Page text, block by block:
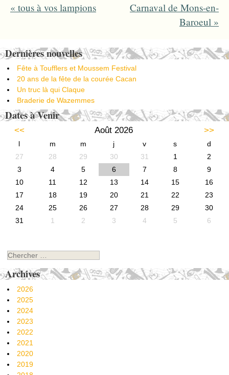
Post navigation
« tous à vos lampions
Carnaval de Mons-en-
Baroeul »
Dernières nouvelles
Fête à Toufflers et Moussem Festival
20 ans de la fête de la courée Cacan
Un truc là qui Claque
Braderie de Wazemmes
Dates à Venir
<< Août 2026 >>
l m m j v s
d
27
28 29 30 31 1
2
3
4 5 6 7 8
9
10
11 12 13 14 15
16
17
18 19 20 21 22
23
24
25 26 27 28 29
30
31
1 2 3 4 5 6
Chercher
Archives
2026
2025
2024
2023
2022
2021
2020
2019